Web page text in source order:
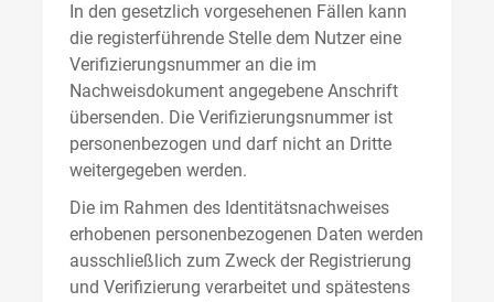
In den gesetzlich vorgesehenen Fällen kann
die registerführende Stelle dem Nutzer eine
Verifizierungsnummer an die im
Nachweisdokument angegebene Anschrift
übersenden. Die Verifizierungsnummer ist
personenbezogen und darf nicht an Dritte
weitergegeben werden.
Die im Rahmen des Identitätsnachweises
erhobenen personenbezogenen Daten werden
ausschließlich zum Zweck der Registrierung
und Verifizierung verarbeitet und spätestens